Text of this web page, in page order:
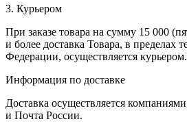
3. Курьером
При заказе товара на сумму 15 000
и более доставка Товара, в пределах
Федерации, осуществляется курьером.
Информация по доставке
Доставка осуществляется
и Почта России.